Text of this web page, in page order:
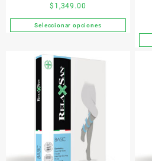
de
producto
$ 1,349.00
Seleccionar opciones
Este
opciones
pueden
elegir
en